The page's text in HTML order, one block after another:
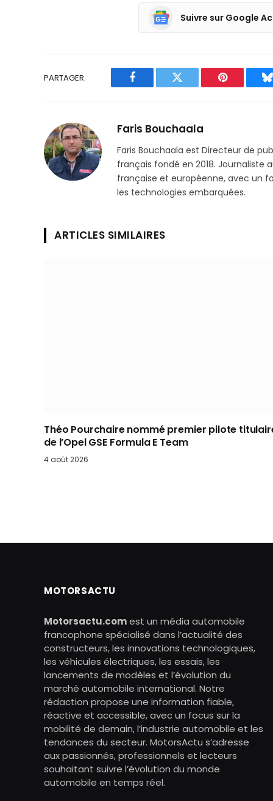
Suivre sur Google
PARTAGER.
Facebook Twitter Pinterest
Faris Bouchaala
Faris Bouchaala est Directeur de
français fondé en 2018. Journaliste
française et européenne, avec un
les technologies embarquées.
ARTICLES SIMILAIRES
Théo Pourchaire nommé premier pilote
de l’Opel GSE Formula E Team
4 août 2026
MOTORSACTU
Motorsactu.comest un média automobile
francophone spécialisé dans l’actualité des
constructeurs, les innovations technologiques,
les véhicules électriques, les essais, les
lancements de modèles et l’évolution du
marché automobile international. Notre
rédaction propose une information fiable,
réactive et accessible, avec un focus sur la
mobilité de demain, l’industrie automobile et les
tendances du secteur. MotorsActu s’adresse
aux passionnés, professionnels et lecteurs
souhaitant suivre l’évolution du monde
automobile en temps réel.